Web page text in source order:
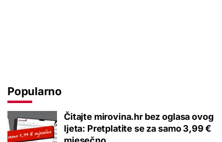
Popularno
Čitajte mirovina.hr bez oglasa ovog
ljeta: Pretplatite se za samo 3,99 €